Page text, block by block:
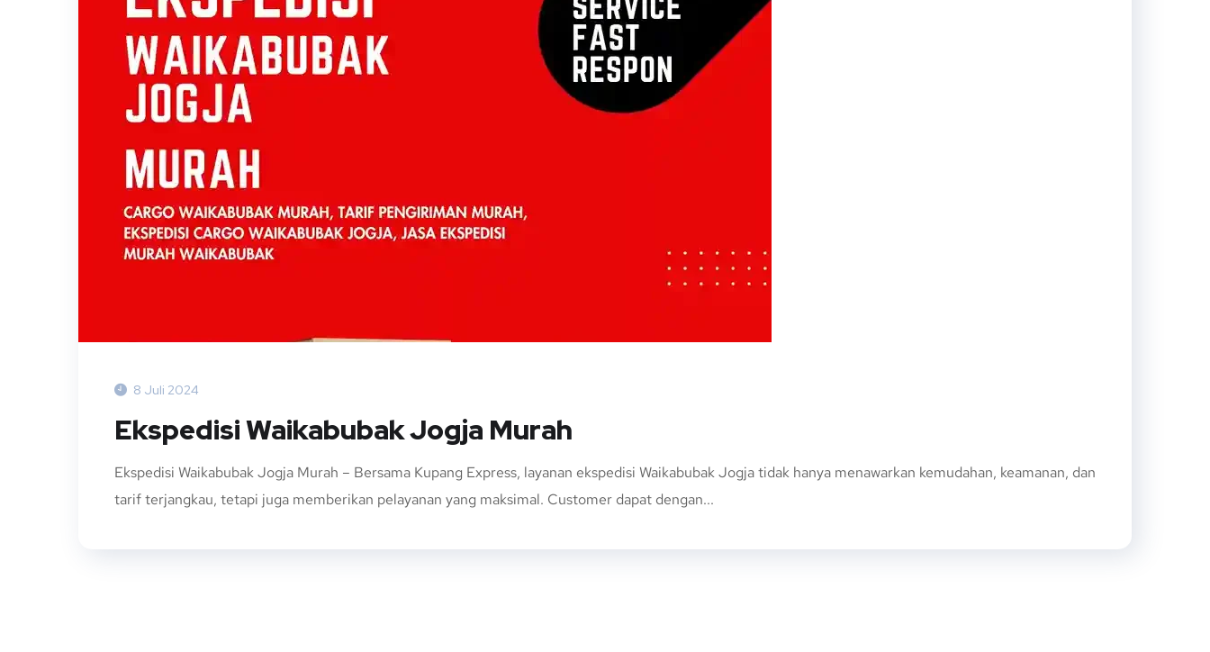
8 Juli 2024
Ekspedisi Waikabubak Jogja Murah
Ekspedisi Waikabubak Jogja Murah – Bersama Kupang Express, layanan ekspedisi Waikabubak Jogja tidak hanya menawarkan kemudahan, keamanan, dan
tarif terjangkau, tetapi juga memberikan pelayanan yang maksimal. Customer dapat dengan...